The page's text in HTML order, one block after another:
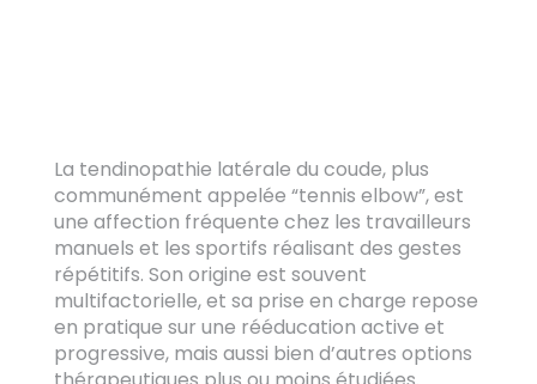
La tendinopathie latérale du coude, plus
communément appelée “tennis elbow”, est
une affection fréquente chez les travailleurs
manuels et les sportifs réalisant des gestes
répétitifs. Son origine est souvent
multifactorielle, et sa prise en charge repose
en pratique sur une rééducation active et
progressive, mais aussi bien d’autres options